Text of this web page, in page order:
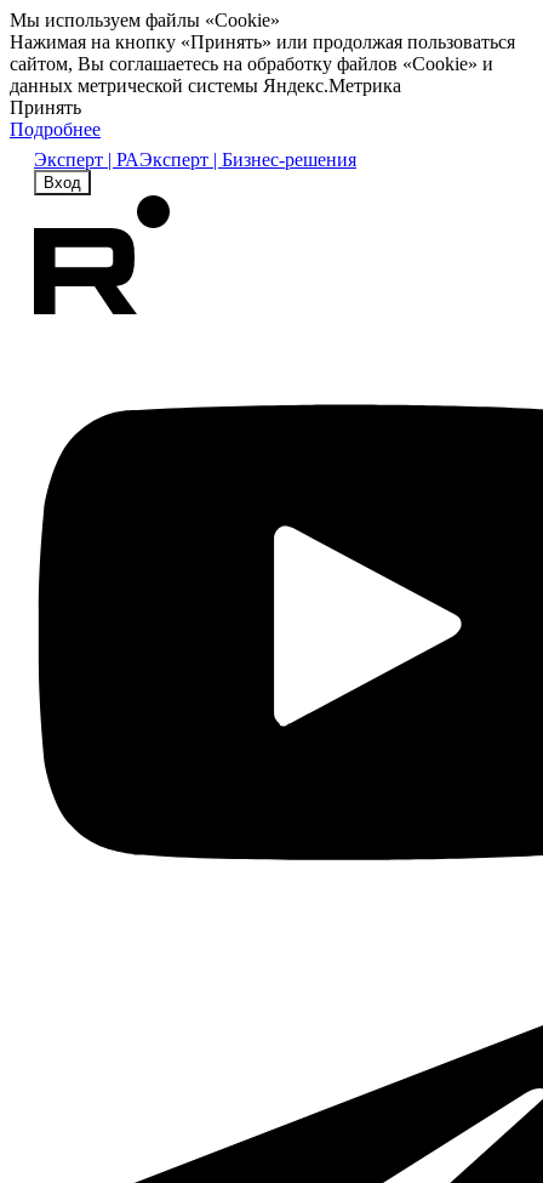
Мы используем файлы «Cookie»
Нажимая на кнопку «Принять» или продолжая пользоваться
сайтом, Вы соглашаетесь на обработку файлов «Cookie» и
данных метрической системы Яндекс.Метрика
Принять
Подробнее
Эксперт | РАЭксперт | Бизнес-решения
Вход